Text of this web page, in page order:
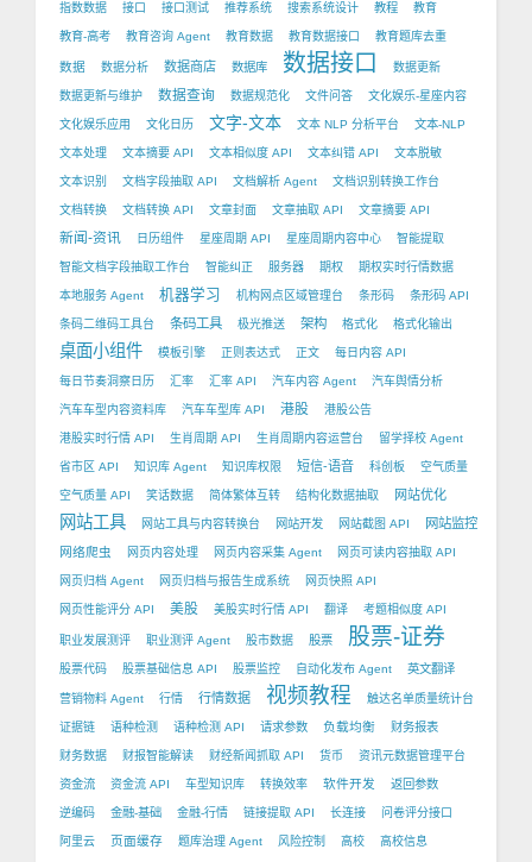
指数数据 接口 接口测试 推荐系统 搜索系统设计 教程 教育
教育-高考 教育咨询 Agent 教育数据 教育数据接口 教育题库去重
数据 数据分析 数据商店 数据库 数据接口 数据更新
数据更新与维护 数据查询 数据规范化 文件问答 文化娱乐-星座内容
文化娱乐应用 文化日历 文字-文本 文本 NLP 分析平台 文本-NLP
文本处理 文本摘要 API 文本相似度 API 文本纠错 API 文本脱敏
文本识别 文档字段抽取 API 文档解析 Agent 文档识别转换工作台
文档转换 文档转换 API 文章封面 文章抽取 API 文章摘要 API
新闻-资讯 日历组件 星座周期 API 星座周期内容中心 智能提取
智能文档字段抽取工作台 智能纠正 服务器 期权 期权实时行情数据
本地服务 Agent 机器学习 机构网点区域管理台 条形码 条形码 API
条码二维码工具台 条码工具 极光推送 架构 格式化 格式化输出
桌面小组件 模板引擎 正则表达式 正文 每日内容 API
每日节奏洞察日历 汇率 汇率 API 汽车内容 Agent 汽车舆情分析
汽车车型内容资料库 汽车车型库 API 港股 港股公告
港股实时行情 API 生肖周期 API 生肖周期内容运营台 留学择校 Agent
省市区 API 知识库 Agent 知识库权限 短信-语音 科创板 空气质量
空气质量 API 笑话数据 简体繁体互转 结构化数据抽取 网站优化
网站工具 网站工具与内容转换台 网站开发 网站截图 API
网站监控
网络爬虫
网页内容处理 网页内容采集 Agent 网页可读内容抽取 API
网页归档 Agent 网页归档与报告生成系统 网页快照 API
网页性能评分 API 美股 美股实时行情 API 翻译 考题相似度 API
职业发展测评 职业测评 Agent 股市数据 股票 股票-证券
股票代码 股票基础信息 API 股票监控 自动化发布 Agent 英文翻译
营销物料 Agent 行情 行情数据 视频教程 触达名单质量统计台
证据链 语种检测 语种检测 API 请求参数 负载均衡 财务报表
财务数据 财报智能解读 财经新闻抓取 API 货币 资讯元数据管理平台
资金流 资金流 API 车型知识库 转换效率 软件开发 返回参数
逆编码 金融-基础 金融-行情 链接提取 API 长连接 问卷评分接口
阿里云 页面缓存 题库治理 Agent 风险控制 高校 高校信息